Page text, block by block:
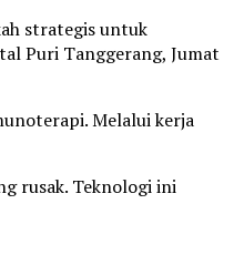
strategis untuk
Puri Tanggerang, Jumat
Melalui kerja
rusak. Teknologi ini